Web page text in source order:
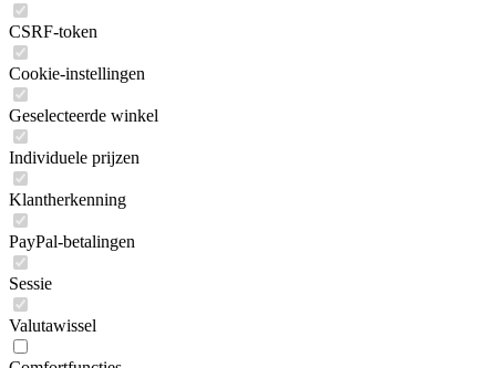
CSRF-token
Cookie-instellingen
Geselecteerde winkel
Individuele prijzen
Klantherkenning
PayPal-betalingen
Sessie
Valutawissel